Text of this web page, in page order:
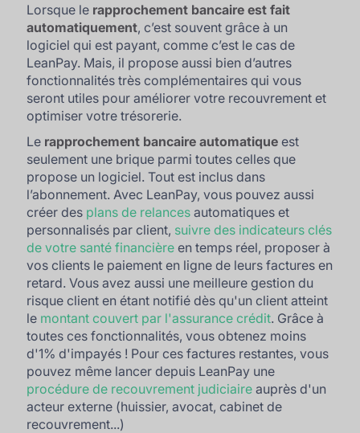
Lorsque le rapprochement bancaire est fait
automatiquement, c’est souvent grâce à un
logiciel qui est payant, comme c’est le cas de
LeanPay. Mais, il propose aussi bien d’autres
fonctionnalités très complémentaires qui vous
seront utiles pour améliorer votre recouvrement et
optimiser votre trésorerie.
Le rapprochement bancaire automatique est
seulement une brique parmi toutes celles que
propose un logiciel. Tout est inclus dans
l’abonnement. Avec LeanPay, vous pouvez aussi
créer des plans de relances automatiques et
personnalisés par client, suivre des indicateurs clés
de votre santé financière en temps réel, proposer à
vos clients le paiement en ligne de leurs factures en
retard. Vous avez aussi une meilleure gestion du
risque client en étant notifié dès qu'un client atteint
le montant couvert par l'assurance crédit. Grâce à
toutes ces fonctionnalités, vous obtenez moins
d'1% d'impayés ! Pour ces factures restantes, vous
pouvez même lancer depuis LeanPay une
procédure de recouvrement judiciaire auprès d'un
acteur externe (huissier, avocat, cabinet de
recouvrement...)